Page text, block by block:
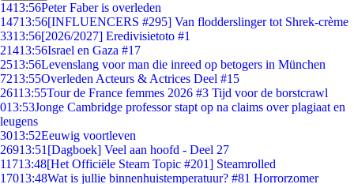
1413:56Peter Faber is overleden
14713:56[INFLUENCERS #295] Van flodderslinger tot Shrek-crème
3313:56[2026/2027] Eredivisietoto #1
21413:56Israel en Gaza #17
2513:56Levenslang voor man die inreed op betogers in München
7213:55Overleden Acteurs & Actrices Deel #15
26113:55Tour de France femmes 2026 #3 Tijd voor de borstcrawl
013:53Jonge Cambridge professor stapt op na claims over plagiaat en
leugens
3013:52Eeuwig voortleven
26913:51 [Dagboek] Veel aan hoofd - Deel 27
11713:48[Het Officiële Steam Topic #201] Steamrolled
17013:48Wat is jullie binnenhuistemperatuur? #81 Horrorzomer